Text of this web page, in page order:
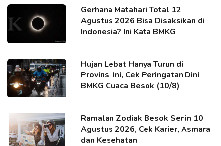
Gerhana Matahari Total 12
Agustus 2026 Bisa Disaksikan di
Indonesia? Ini Kata BMKG
Hujan Lebat Hanya Turun di
Provinsi Ini, Cek Peringatan Dini
BMKG Cuaca Besok (10/8)
Ramalan Zodiak Besok Senin 10
Agustus 2026, Cek Karier, Asmara
dan Kesehatan